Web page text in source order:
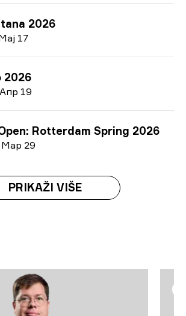
2026
ај 17
2026
Апр 19
Rotterdam Spring 2026
Мар 29
PRIKAŽI VIŠE